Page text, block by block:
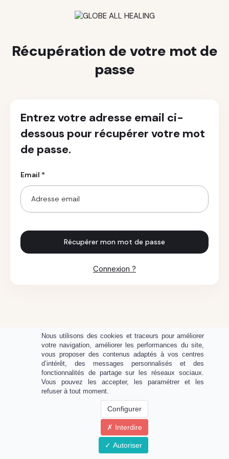
Récupération de votre mot de
passe
Entrez votre adresse email ci-
dessous pour récupérer votre mot
de passe.
Email *
Récupérer mon mot de passe
Connexion ?
Propulsé par
Nous utilisons des cookies et traceurs pour améliorer
votre navigation, améliorer les performances du site,
vous proposer des contenus adaptés à vos centres
d’intérêt, des messages personnalisés et des
fonctionnalités de partage sur les réseaux sociaux.
Vous pouvez les accepter, les paramétrer et les
refuser à tout moment.
Configurer
Interdire
Autoriser